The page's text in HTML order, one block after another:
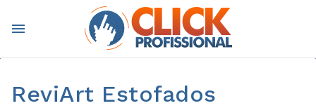
menu
ReviArt Estofados